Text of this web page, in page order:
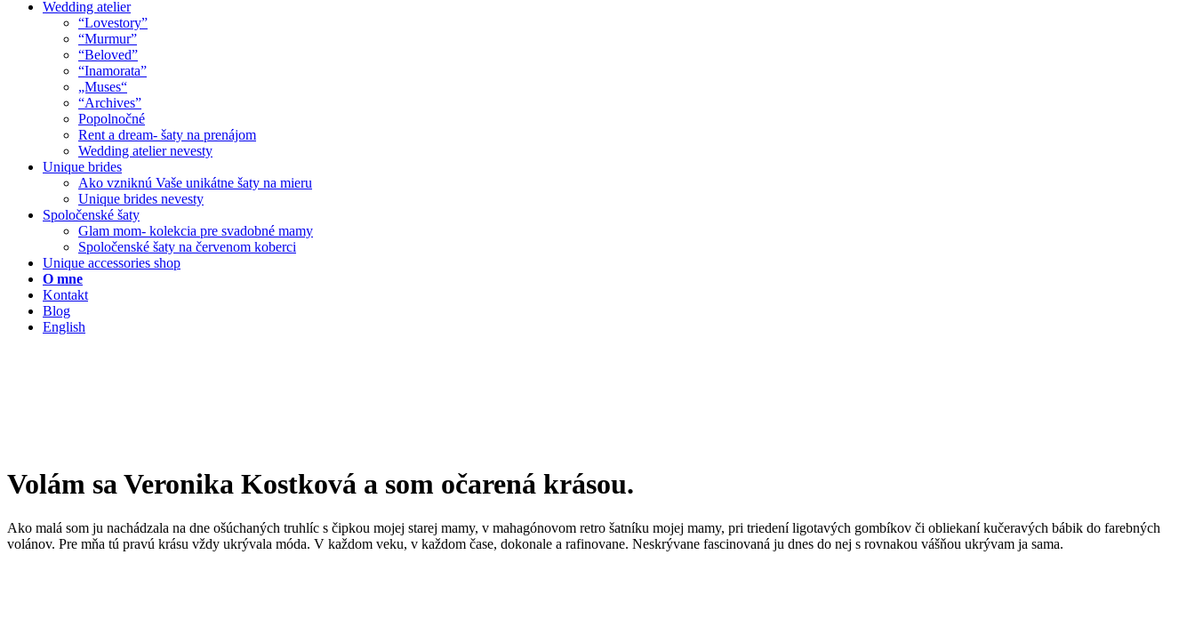
Wedding atelier
“Lovestory”
“Murmur”
“Beloved”
“Inamorata”
„Muses“
“Archives”
Popolnočné
Rent a dream- šaty na prenájom
Wedding atelier nevesty
Unique brides
Ako vzniknú Vaše unikátne šaty na mieru
Unique brides nevesty
Spoločenské šaty
Glam mom- kolekcia pre svadobné mamy
Spoločenské šaty na červenom koberci
Unique accessories shop
O mne
Kontakt
Blog
English
Volám sa Veronika Kostková a som očarená krásou.
Ako malá som ju nachádzala na dne ošúchaných truhlíc s čipkou mojej starej mamy, v mahagónovom retro šatníku mojej mamy, pri triedení ligotavých gombíkov či obliekaní kučeravých bábik do farebných
volánov. Pre mňa tú pravú krásu vždy ukrývala móda. V každom veku, v každom čase, dokonale a rafinovane. Neskrývane fascinovaná ju dnes do nej s rovnakou vášňou ukrývam ja sama.